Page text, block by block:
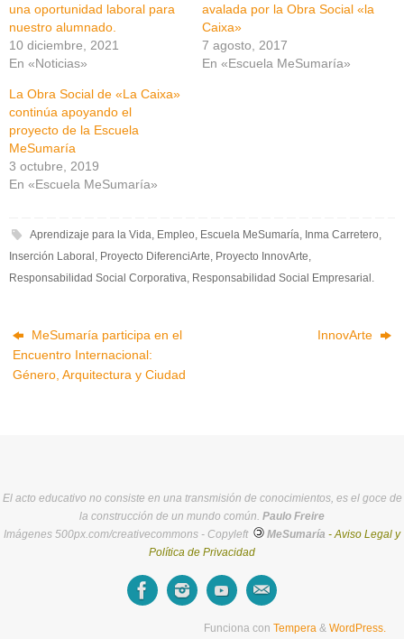
una oportunidad laboral para
nuestro alumnado.
10 diciembre, 2021
En «Noticias»
avalada por la Obra Social «la
Caixa»
7 agosto, 2017
En «Escuela MeSumaría»
La Obra Social de «La Caixa»
continúa apoyando el
proyecto de la Escuela
MeSumaría
3 octubre, 2019
En «Escuela MeSumaría»
Aprendizaje para la Vida Empleo Escuela MeSumaría Inma Carretero
Inserción Laboral Proyecto DiferenciArte Proyecto InnovArte
Responsabilidad Social Corporativa Responsabilidad Social Empresarial
MeSumaría participa en el
Encuentro Internacional:
Género, Arquitectura y Ciudad
InnovArte
El acto educativo no consiste en una transmisión de conocimientos, es el goce de
la construcción de un mundo común. Paulo Freire
Imágenes 500px.com/creativecommons - Copyleft
MeSumaría - Aviso Legal y
Política de Privacidad
Funciona con Tempera & WordPress.